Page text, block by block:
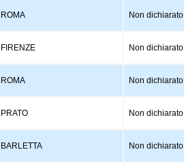
ROMA Non dichiarato
FIRENZE Non dichiarato
ROMA Non dichiarato
PRATO Non dichiarato
BARLETTA Non dichiarato